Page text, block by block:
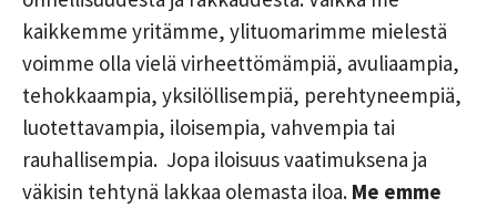
kaikkemme yritämme, ylituomarimme mielestä
voimme olla vielä virheettömämpiä, avuliaampia,
tehokkaampia, yksilöllisempiä, perehtyneempiä,
luotettavampia, iloisempia, vahvempia tai
rauhallisempia. Jopa iloisuus vaatimuksena ja
väkisin tehtynä lakkaa olemasta iloa. Me emme